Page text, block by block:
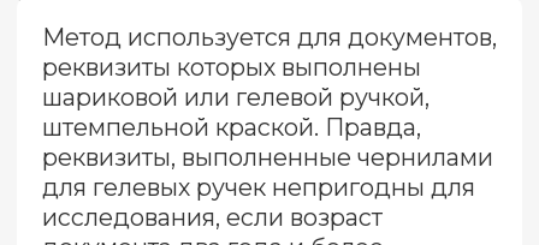
которые положительно повлияли на
исход судебных процессов,
стратегических переговоров и
оценки активов.